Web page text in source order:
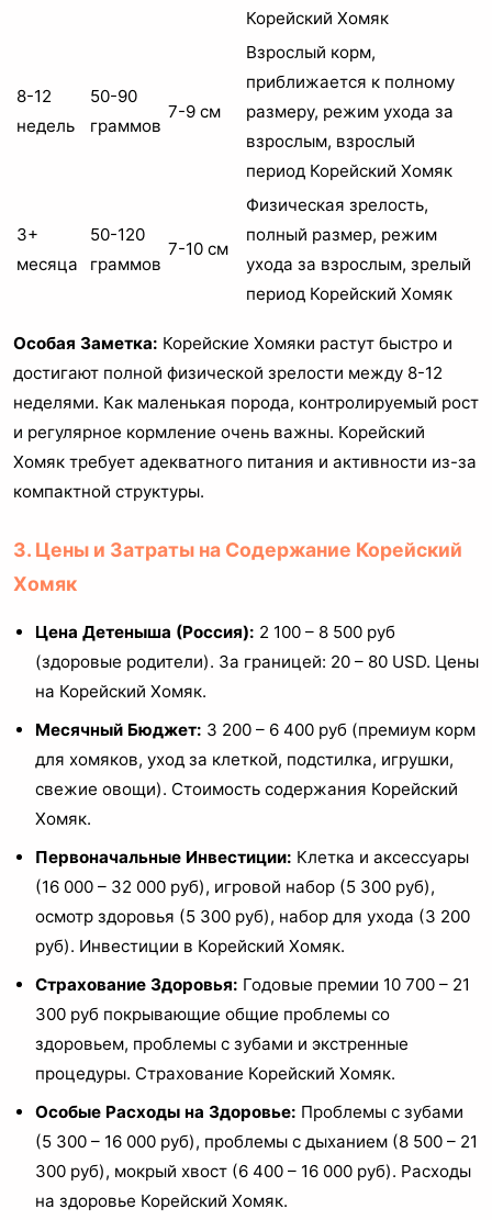
Корейский Хомяк
8-12
недель
50-90
граммов
7-9 см
Взрослый корм,
приближается к полному
размеру, режим ухода за
взрослым, взрослый
период Корейский Хомяк
3+
месяца
50-120
граммов
7-10 см
Физическая зрелость,
полный размер, режим
ухода за взрослым, зрелый
период Корейский Хомяк
Особая Заметка: Корейские Хомяки растут быстро и
достигают полной физической зрелости между 8-12
неделями. Как маленькая порода, контролируемый рост
и регулярное кормление очень важны. Корейский
Хомяк требует адекватного питания и активности из-за
компактной структуры.
3. Цены и Затраты на Содержание Корейский
Хомяк
Цена Детеныша (Россия): 2 100 – 8 500 руб
(здоровые родители). За границей: 20 – 80 USD. Цены
на Корейский Хомяк.
Месячный Бюджет: 3 200 – 6 400 руб (премиум корм
для хомяков, уход за клеткой, подстилка, игрушки,
свежие овощи). Стоимость содержания Корейский
Хомяк.
Первоначальные Инвестиции: Клетка и аксессуары
(16 000 – 32 000 руб), игровой набор (5 300 руб),
осмотр здоровья (5 300 руб), набор для ухода (3 200
руб). Инвестиции в Корейский Хомяк.
Страхование Здоровья: Годовые премии 10 700 – 21
300 руб покрывающие общие проблемы со
здоровьем, проблемы с зубами и экстренные
процедуры. Страхование Корейский Хомяк.
Особые Расходы на Здоровье: Проблемы с зубами
(5 300 – 16 000 руб), проблемы с дыханием (8 500 – 21
300 руб), мокрый хвост (6 400 – 16 000 руб). Расходы
на здоровье Корейский Хомяк.